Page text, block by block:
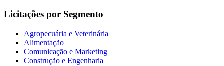
Licitações por Segmento
Agropecuária e Veterinária
Alimentação
Comunicação e Marketing
Construção e Engenharia